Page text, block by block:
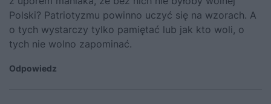
Polski? Patriotyzmu powinno uczyć się na wzorach. A
o tych wystarczy tylko pamiętać lub jak kto woli, o
tych nie wolno zapominać.
Odpowiedz